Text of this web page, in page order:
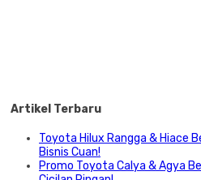
Artikel Terbaru
Toyota Hilux Rangga & Hiace
Bisnis Cuan!
Promo Toyota Calya & Agya